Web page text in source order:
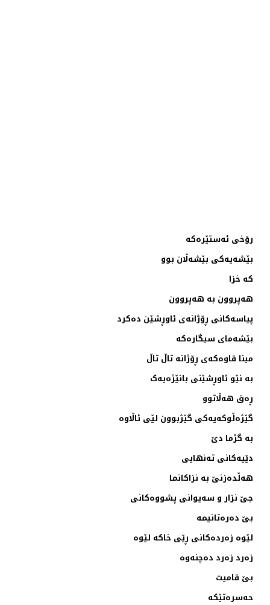
رۆخی ئەستێرەکە
بێشەيەکی بێشەڵان بوو
کە خزا
هەپروون بە هەپروون
پياسەکانی ڕۆژانەی ئاوڕشێن دەکرد
بێشەمای سيگارەکە
مينا قاوەکەی ڕۆژانە تاڵ تاڵ
بە نێو ئاوڕشێنی بانێژەيەک
ڕەق هەڵاتوو
گێژەڵوکەيەکی گێژبوون لێی ئاڵاوە
بە گژما دێ
دێيەکانی تەنهایی
هەڵدەزنێ بە نزاکانما
جێ نزار و سەيوانی پشووەکانی
بێ دەرەتانيمە
لێوە زەردەکانی ڕێی خاکە لێوە
زەرد زەرد دەچنەوە
بێ قاميت
حەسرەتێکە